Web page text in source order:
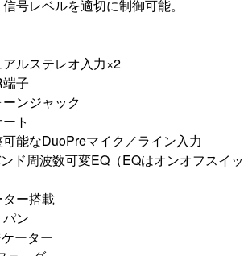
号レベルを適切に制御可能。
ルステレオ入力×2
子
ンジャック
ト
能なDuoPreマイク／ライン入力
ド周波数可変EQ（EQはオンオフスイッ
ター搭載
ン
ーター